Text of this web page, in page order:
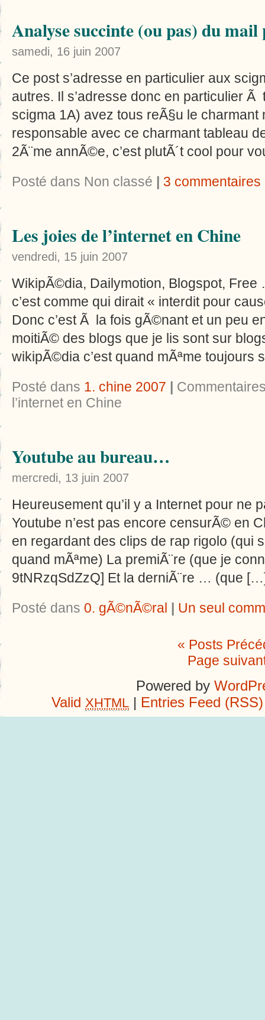
Analyse succinte (ou pas) du
samedi, 16 juin 2007
Ce post s’adresse en particulier aux
autres. Il s’adresse donc en particulier
scigma 1A) avez tous reÃ§u le charmant
responsable avec ce charmant tableau
2Ã¨me annÃ©e, c’est plutÃ´t cool pour
Posté dans Non classé | 3 commentaires
Les joies de l’internet en Chine
vendredi, 15 juin 2007
WikipÃ©dia, Dailymotion, Blogspot, Free
c’est comme qui dirait « interdit pour
Donc c’est Ã la fois gÃ©nant et un peu
moitiÃ© des blogs que je lis sont sur
wikipÃ©dia c’est quand mÃªme
Posté dans 1. chine 2007 |
l’internet en Chine
Youtube au bureau…
mercredi, 13 juin 2007
Heureusement qu’il y a Internet pour ne
Youtube n’est pas encore censurÃ© en
en regardant des clips de rap rigolo (qui
quand mÃªme) La premiÃ¨re (que je
9tNRzqSdZzQ] Et la derniÃ¨re … (que
Posté dans 0. gÃ©nÃ©ral | Un seul
« Posts
Page
Powered by
Valid XHTML | Entries Feed (RSS)